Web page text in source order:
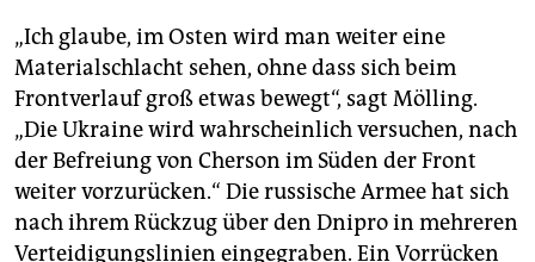
„Ich glaube, im Osten wird man weiter eine
Materialschlacht sehen, ohne dass sich beim
Frontverlauf groß etwas bewegt“, sagt Mölling.
„Die Ukraine wird wahrscheinlich versuchen, nach
der Befreiung von Cherson im Süden der Front
weiter vorzurücken.“ Die russische Armee hat sich
nach ihrem Rückzug über den Dnipro in mehreren
Verteidigungslinien eingegraben. Ein Vorrücken